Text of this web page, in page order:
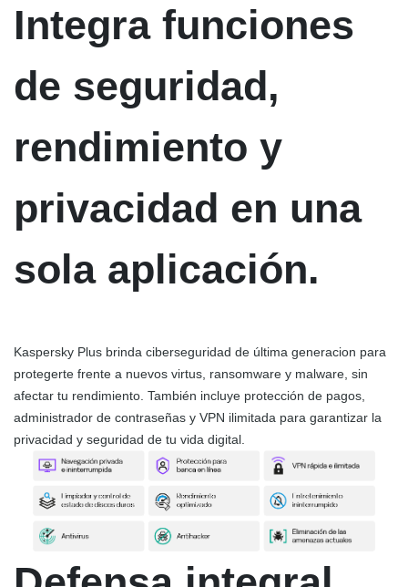
Integra funciones
de seguridad,
rendimiento y
privacidad en una
sola aplicación.
Kaspersky Plus brinda ciberseguridad de última generacion para
protegerte frente a nuevos virtus, ransomware y malware, sin
afectar tu rendimiento. También incluye protección de pagos,
administrador de contraseñas y VPN ilimitada para garantizar la
privacidad y seguridad de tu vida digital.